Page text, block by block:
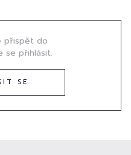
přispět do
se přihlásit.
SE